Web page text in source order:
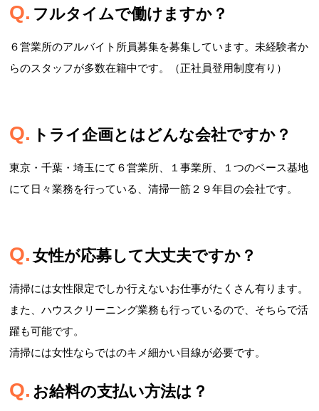
フルタイムで働けますか？
６営業所のアルバイト所員募集を募集しています。未経験者か
らのスタッフが多数在籍中です。（正社員登用制度有り）
トライ企画とはどんな会社ですか？
東京・千葉・埼玉にて６営業所、１事業所、１つのベース基地
にて日々業務を行っている、清掃一筋２９年目の会社です。
女性が応募して大丈夫ですか？
清掃には女性限定でしか行えないお仕事がたくさん有ります。
また、ハウスクリーニング業務も行っているので、そちらで活
躍も可能です。
清掃には女性ならではのキメ細かい目線が必要です。
お給料の支払い方法は？